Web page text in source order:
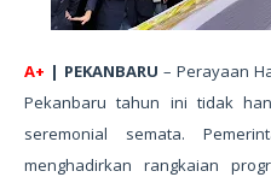
A+ | PEKANBARU – Perayaan
Pekanbaru tahun ini tidak
seremonial semata.
menghadirkan rangkaian